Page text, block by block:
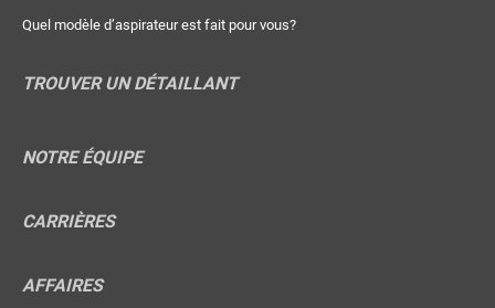
Quel modèle d’aspirateur est fait pour vous?
TROUVER UN DÉTAILLANT
NOTRE ÉQUIPE
CARRIÈRES
AFFAIRES